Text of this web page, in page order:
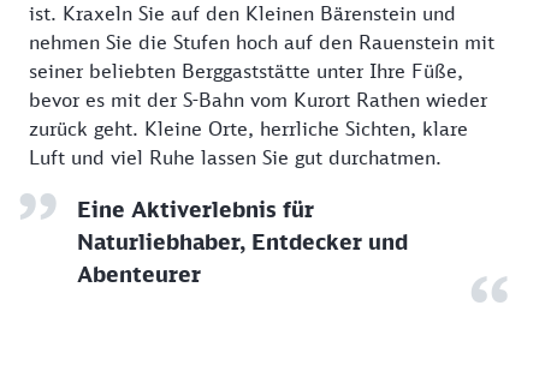
ist. Kraxeln Sie auf den Kleinen Bärenstein und
nehmen Sie die Stufen hoch auf den Rauenstein mit
seiner beliebten Berggaststätte unter Ihre Füße,
bevor es mit der S-Bahn vom Kurort Rathen wieder
zurück geht. Kleine Orte, herrliche Sichten, klare
Luft und viel Ruhe lassen Sie gut durchatmen.
Eine Aktiverlebnis für
Naturliebhaber, Entdecker und
Abenteurer